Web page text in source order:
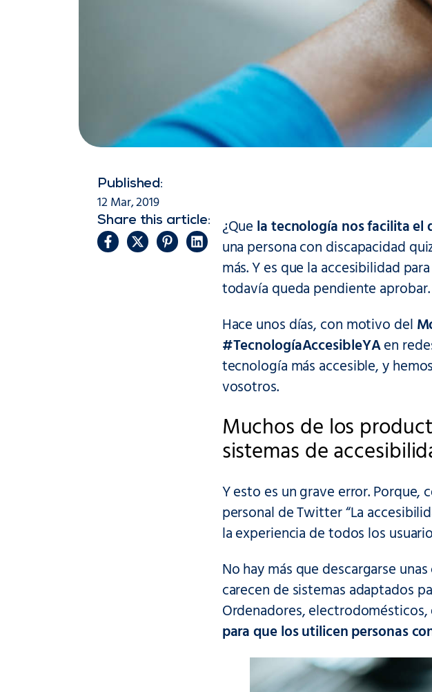
Published:
12 Mar, 2019
Share this article: ¿Que la tecnología nos facilita el
una persona con discapacidad
más. Y es que la accesibilidad
todavía queda pendiente aprobar.
Hace unos días, con motivo del
#TecnologíaAccesibleYAen
tecnología más accesible, y
vosotros.
Muchos de los
sistemas de
Y esto es un grave error. Porque,
personal de Twitter “La
la experiencia de todos los
No hay más que descargarse
carecen de sistemas adaptados
Ordenadores, electrodomésticos,
para que los utilicen personas